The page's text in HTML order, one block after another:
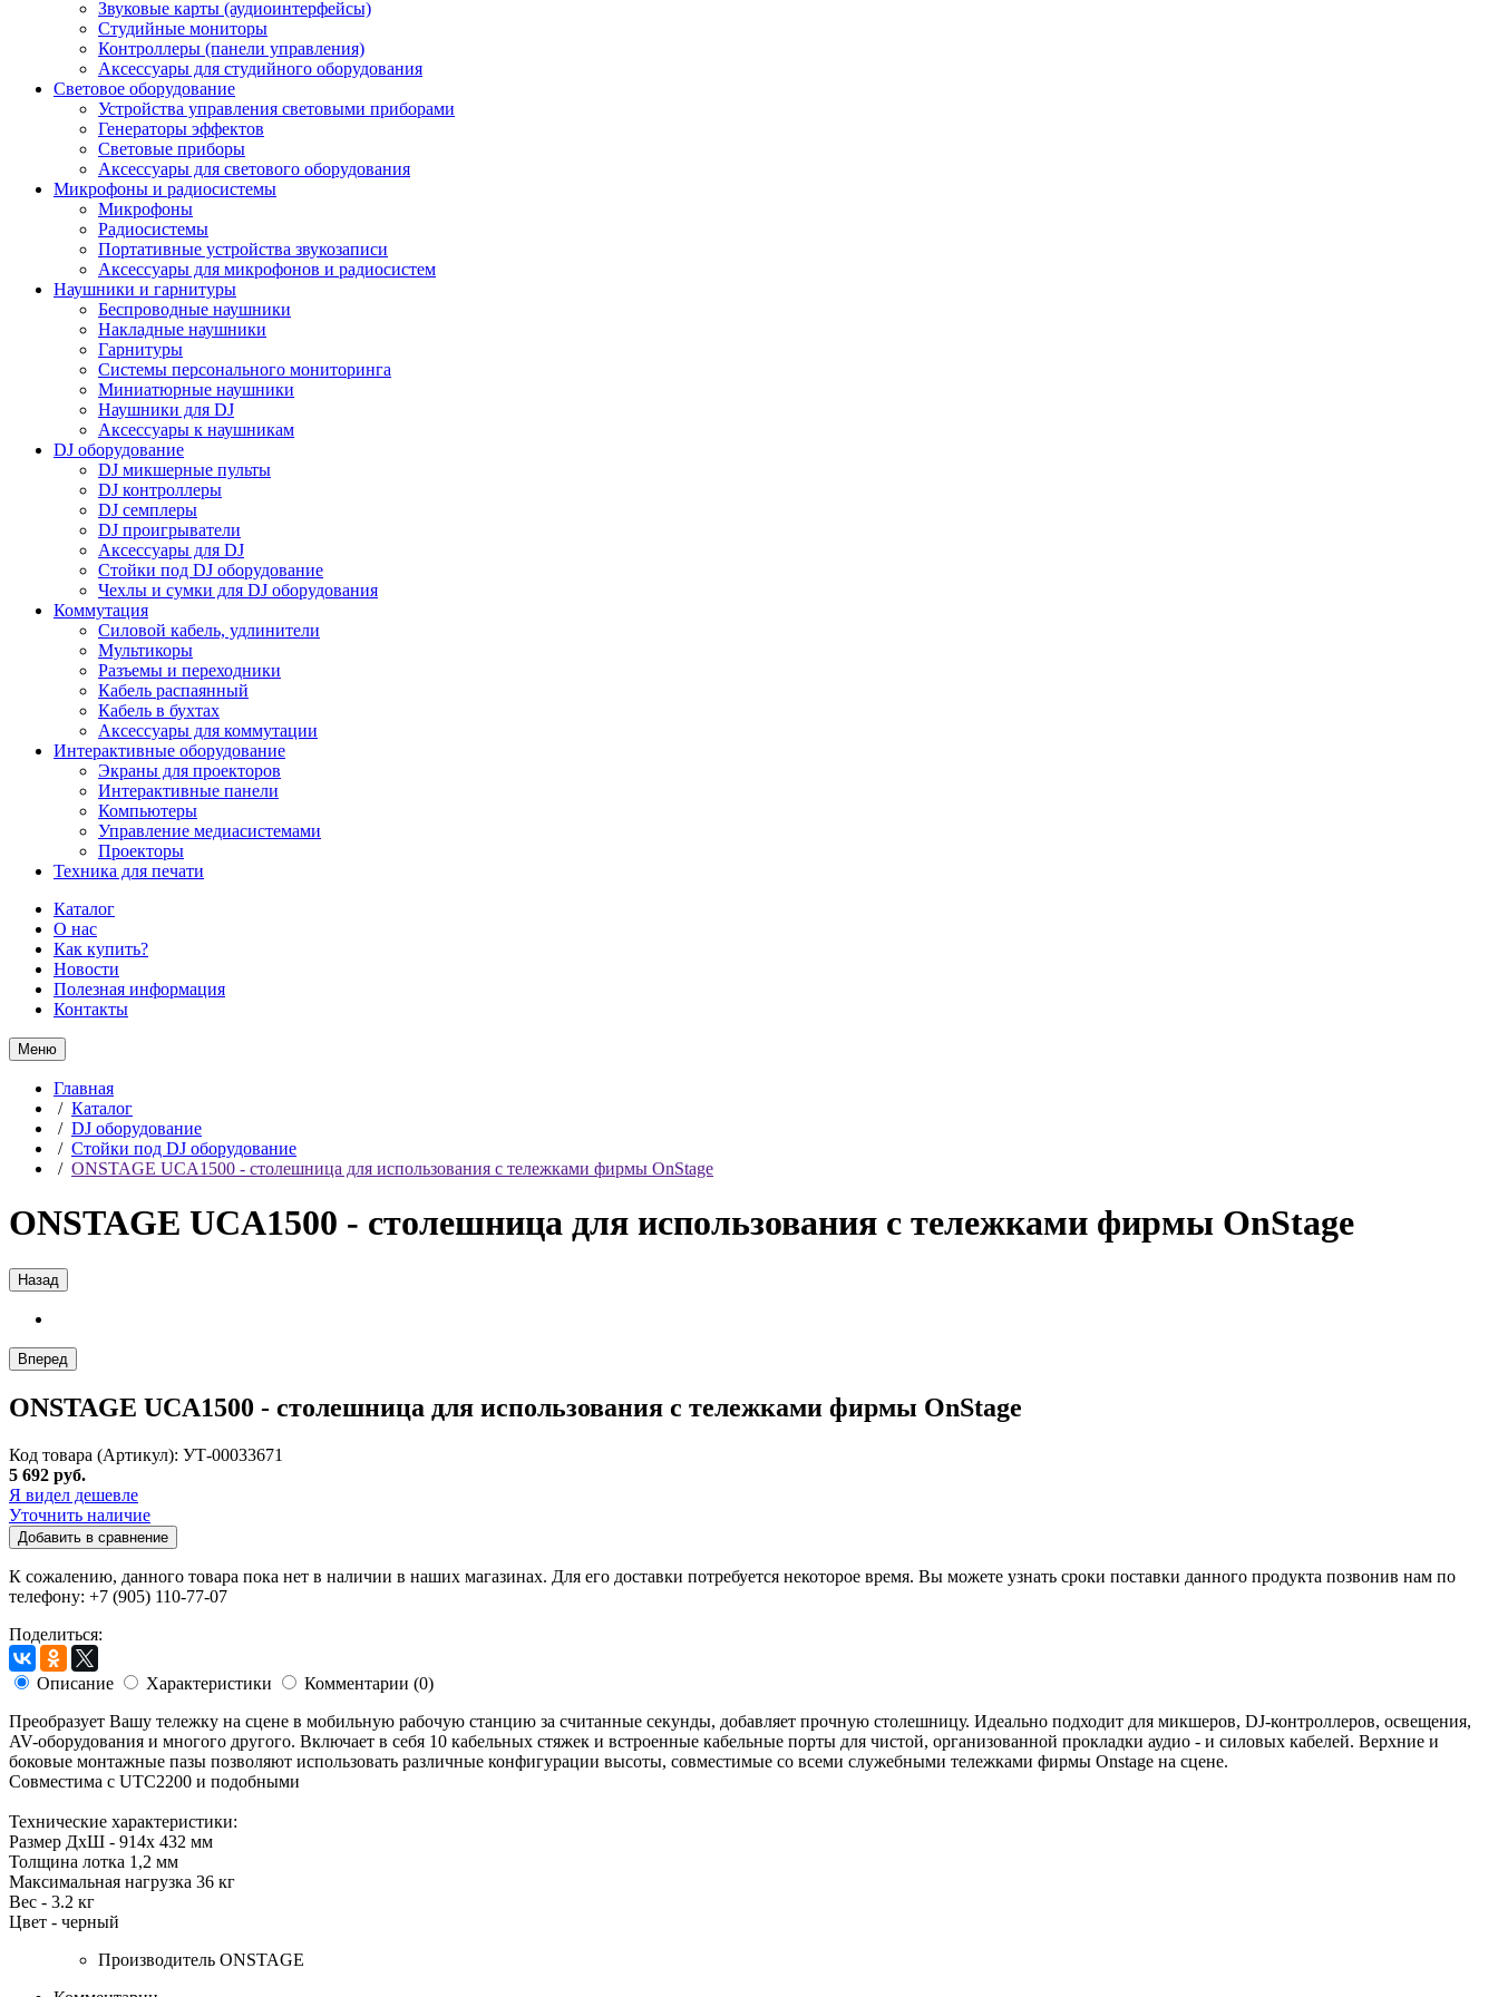
Звуковые карты (аудиоинтерфейсы)
Студийные мониторы
Контроллеры (панели управления)
Аксессуары для студийного оборудования
Световое оборудование
Устройства управления световыми приборами
Генераторы эффектов
Световые приборы
Аксессуары для светового оборудования
Микрофоны и радиосистемы
Микрофоны
Радиосистемы
Портативные устройства звукозаписи
Аксессуары для микрофонов и радиосистем
Наушники и гарнитуры
Беспроводные наушники
Накладные наушники
Гарнитуры
Системы персонального мониторинга
Миниатюрные наушники
Наушники для DJ
Аксессуары к наушникам
DJ оборудование
DJ микшерные пульты
DJ контроллеры
DJ семплеры
DJ проигрыватели
Аксессуары для DJ
Стойки под DJ оборудование
Чехлы и сумки для DJ оборудования
Коммутация
Силовой кабель, удлинители
Мультикоры
Разъемы и переходники
Кабель распаянный
Кабель в бухтах
Аксессуары для коммутации
Интерактивные оборудование
Экраны для проекторов
Интерактивные панели
Компьютеры
Управление медиасистемами
Проекторы
Техника для печати
Каталог
О нас
Как купить?
Новости
Полезная информация
Контакты
Меню
Главная
/ Каталог
/ DJ оборудование
/ Стойки под DJ оборудование
/ ONSTAGE UCA1500 - столешница для использования с тележками фирмы OnStage
ONSTAGE UCA1500 - столешница для использования с тележками фирмы OnStage
Назад
Вперед
ONSTAGE UCA1500 - столешница для использования с тележками фирмы OnStage
Код товара (Артикул): УТ-00033671
5 692 руб.
Я видел дешевле
Уточнить наличие
Добавить в сравнение
К сожалению, данного товара пока нет в наличии в наших магазинах. Для его доставки потребуется некоторое время. Вы можете узнать сроки поставки данного продукта позвонив нам по
телефону: +7 (905) 110-77-07
Поделиться:
Описание Характеристики
Комментарии (0)
Преобразует Вашу тележку на сцене в мобильную рабочую станцию за считанные секунды, добавляет прочную столешницу. Идеально подходит для микшеров, DJ-контроллеров, освещения,
AV-оборудования и многого другого. Включает в себя 10 кабельных стяжек и встроенные кабельные порты для чистой, организованной прокладки аудио - и силовых кабелей. Верхние и
боковые монтажные пазы позволяют использовать различные конфигурации высоты, совместимые со всеми служебными тележками фирмы Onstage на сцене.
Совместима с UTC2200 и подобными
Технические характеристики:
Размер ДхШ - 914x 432 мм
Толщина лотка 1,2 мм
Максимальная нагрузка 36 кг
Вес - 3.2 кг
Цвет - черный
Производитель ONSTAGE